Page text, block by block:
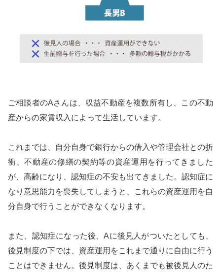
ご相談者のAさんは、収益不動産を複数所有し、この不動
産からの家賃収入によって生活しています。
これまでは、自分自身で銀行からの借入や管理会社との折
衝、不動産の修繕の契約等の資産運用を行ってきました
が、高齢になり、認知症の不安も出てきました。認知症に
なり意思能力を喪失してしまうと、これらの資産運用を自
分自身で行うことができなくなります。
また、認知症になった後、Aに後見人がついたとしても、
後見制度の下では、資産運用をこれまで通りに自由に行う
ことはできません。後見制度は、あくまでも被後見人のた